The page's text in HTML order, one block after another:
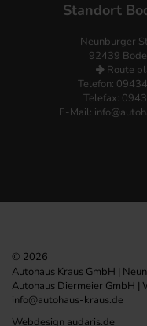
Standort
Neunburger
92439
Route
Telefon:
Telefax:
E-Mail:
© 2026
Autohaus Kraus GmbH |
Autohaus Diermeier GmbH
info@autohaus-kraus.de
Webdesign audaris.de